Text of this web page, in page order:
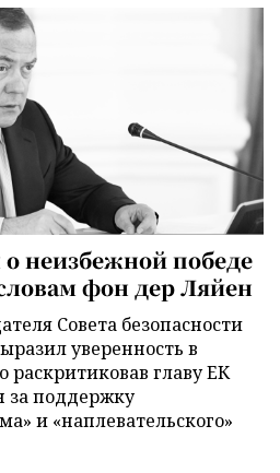
неизбежной победе
фон дер Ляйен
Совета безопасности
уверенность в
раскритиковав главу ЕК
за поддержку
и «наплевательского»